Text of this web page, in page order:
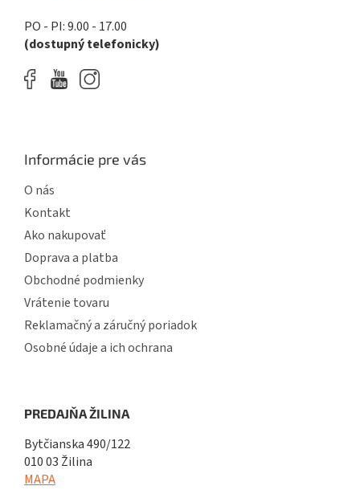
PO - PI: 9.00 - 17.00
(dostupný telefonicky)
Informácie pre vás
O nás
Kontakt
Ako nakupovať
Doprava a platba
Obchodné podmienky
Vrátenie tovaru
Reklamačný a záručný poriadok
Osobné údaje a ich ochrana
PREDAJŇA ŽILINA
Bytčianska 490/122
010 03 Žilina
MAPA